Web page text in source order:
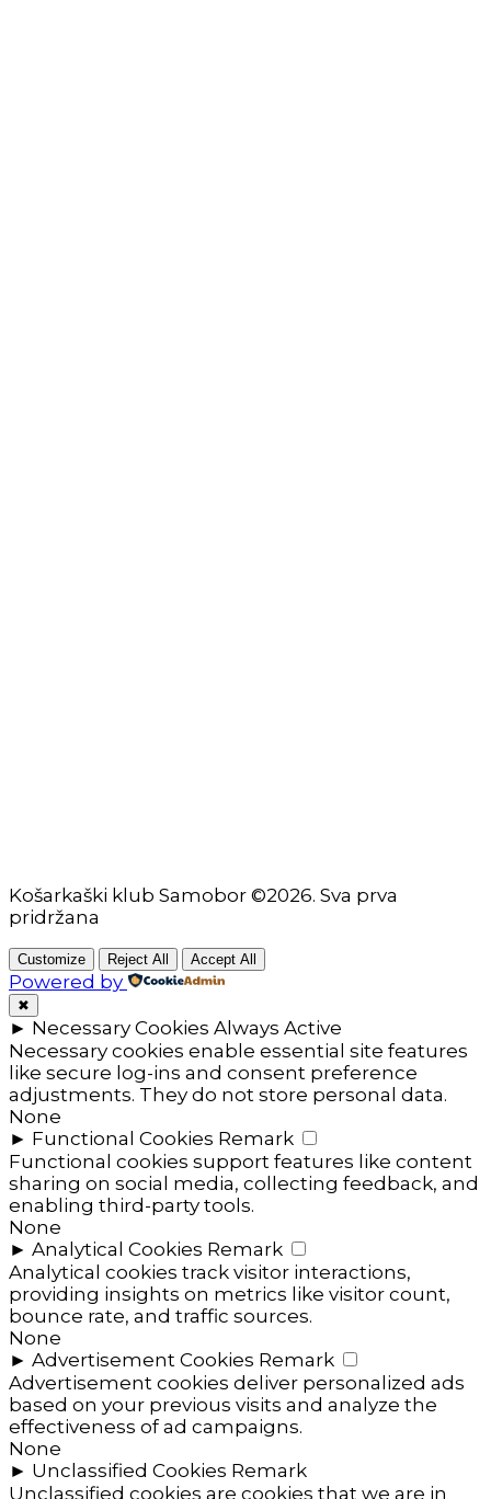
Košarkaški klub Samobor ©2026. Sva prva
pridržana
Customize Reject All Accept All
Powered by
✖
► Necessary Cookies Always Active
Necessary cookies enable essential site features
like secure log-ins and consent preference
adjustments. They do not store personal data.
None
► Functional Cookies Remark
Functional cookies support features like content
sharing on social media, collecting feedback, and
enabling third-party tools.
None
► Analytical Cookies Remark
Analytical cookies track visitor interactions,
providing insights on metrics like visitor count,
bounce rate, and traffic sources.
None
► Advertisement Cookies Remark
Advertisement cookies deliver personalized ads
based on your previous visits and analyze the
effectiveness of ad campaigns.
None
► Unclassified Cookies Remark
Unclassified cookies are cookies that we are in